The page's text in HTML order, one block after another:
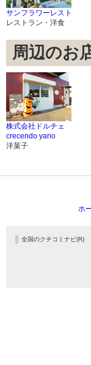
サンフラワーレスト
レストラン・洋食
周辺のお
株式会社ドルチェ
crecendo yano
洋菓子
ホ
全国のクチコミナビ(R)